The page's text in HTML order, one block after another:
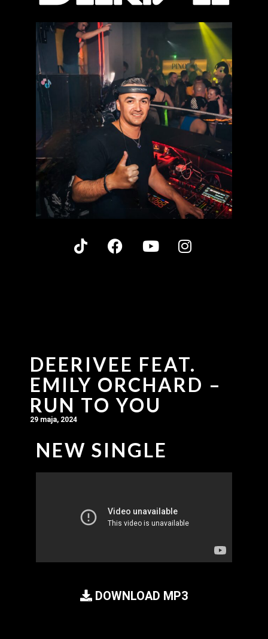
DEERIVEE FEAT.
EMILY ORCHARD –
RUN TO YOU
29 maja, 2024
NEW SINGLE
DOWNLOAD MP3